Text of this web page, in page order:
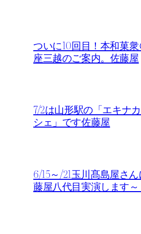
ついに10回目！本和菓
座三越のご案内。佐藤屋
7/2は山形駅の「エキナ
シェ」です佐藤屋
6/15～/21玉川髙島屋さ
藤屋八代目実演します～